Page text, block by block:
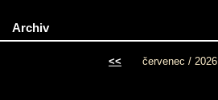
Archiv
<< červenec / 2026